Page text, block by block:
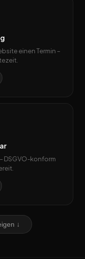
einen Termin –
DSGVO-konform
↓